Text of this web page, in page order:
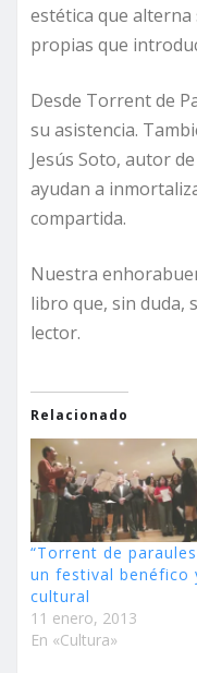
estética que
propias que
Desde Torrent de
su asistencia.
Jesús Soto, autor
ayudan a
compartida.
Nuestra
libro que, sin duda,
lector.
Relacionado
“Torrent de
un festival benéfico
cultural
11 enero, 2013
En «Cultura»